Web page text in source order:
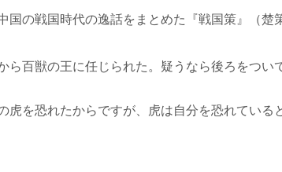
国の戦国時代の逸話をまとめた『戦国策』（楚
ら百獣の王に任じられた。疑うなら後ろをつい
虎を恐れたからですが、虎は自分を恐れている